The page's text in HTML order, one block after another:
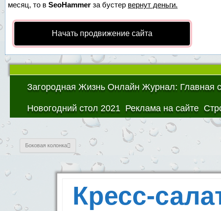
месяц, то в SeoHammer за бустер вернут деньги.
Начать продвижение сайта
Загородная Жизнь Онлайн Журнал: Главная
Новогодний стол 2021 Реклама на сайте
Боковая колонка
Кресс-